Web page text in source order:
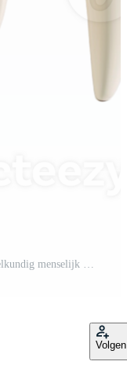
ai gegenereerd 3d renderen van een tandheelkundig menselijk tanden Aan transparant achtergrond - ai gegenereerd Pro PNG
Volgen